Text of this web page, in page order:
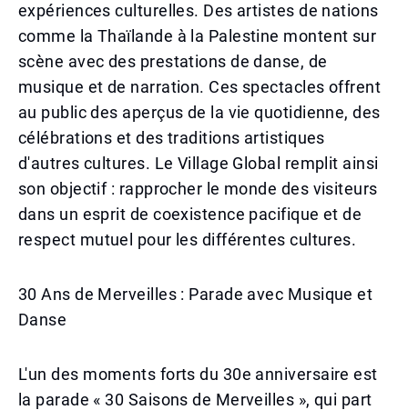
expériences culturelles. Des artistes de nations
comme la Thaïlande à la Palestine montent sur
scène avec des prestations de danse, de
musique et de narration. Ces spectacles offrent
au public des aperçus de la vie quotidienne, des
célébrations et des traditions artistiques
d'autres cultures. Le Village Global remplit ainsi
son objectif : rapprocher le monde des visiteurs
dans un esprit de coexistence pacifique et de
respect mutuel pour les différentes cultures.
30 Ans de Merveilles : Parade avec Musique et
Danse
L'un des moments forts du 30e anniversaire est
la parade « 30 Saisons de Merveilles », qui part